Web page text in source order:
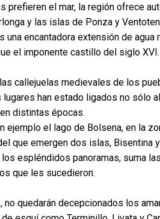
prefieren el mar, la región ofrece
y las islas de Ponza y
una encantadora extensión de
el imponente castillo del siglo XVI.
callejuelas medievales de los
han estado ligados no sólo
distintas épocas.
ejemplo el lago de Bolsena, en la
que emergen dos islas, Bisentina
los espléndidos panoramas, suma
que les sucedieron.
no quedarán decepcionados los